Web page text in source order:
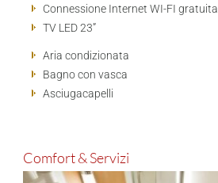
Connessione Internet WI-FI gratuita
TV LED 23”
Aria condizionata
Bagno con vasca
Asciugacapelli
Comfort & Servizi